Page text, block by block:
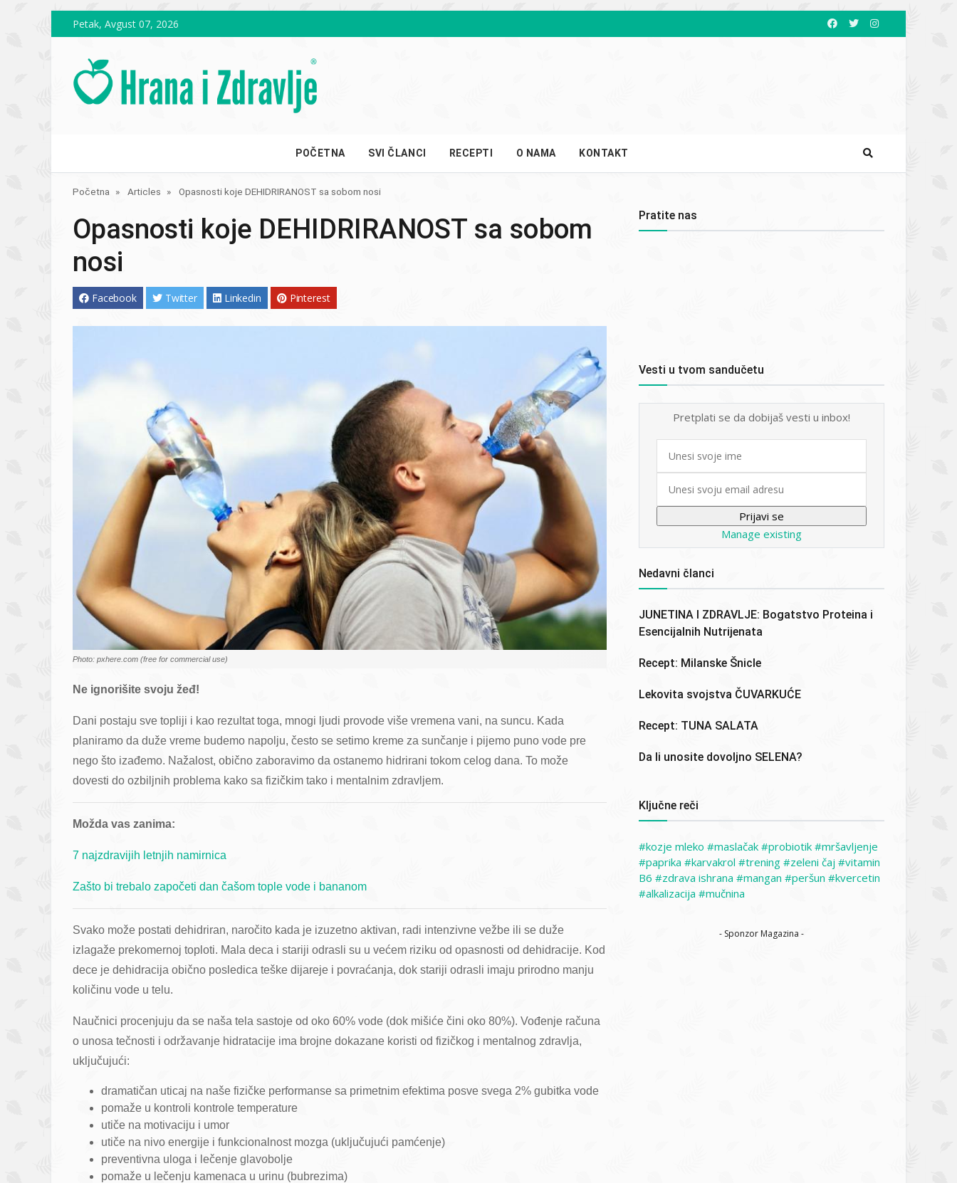
Skip to main contentPetak, Avgust 07, 2026
POČETNA SVI ČLANCI RECEPTI O NAMA KONTAKT
Početna Articles Opasnosti koje DEHIDRIRANOST sa sobom nosi
Opasnosti koje DEHIDRIRANOST sa sobom
nosi
Facebook Twitter Linkedin Pinterest
Photo: pxhere.com (free for commercial use)
Ne ignorišite svoju žeđ!
Dani postaju sve topliji i kao rezultat toga, mnogi ljudi provode više vremena vani, na suncu. Kada
planiramo da duže vreme budemo napolju, često se setimo kreme za sunčanje i pijemo puno vode pre
nego što izađemo. Nažalost, obično zaboravimo da ostanemo hidrirani tokom celog dana. To može
dovesti do ozbiljnih problema kako sa fizičkim tako i mentalnim zdravljem.
Možda vas zanima:
7 najzdravijih letnjih namirnica
Zašto bi trebalo započeti dan čašom tople vode i bananom
Svako može postati dehidriran, naročito kada je izuzetno aktivan, radi intenzivne vežbe ili se duže
izlagaže prekomernoj toploti. Mala deca i stariji odrasli su u većem riziku od opasnosti od dehidracije. Kod
dece je dehidracija obično posledica teške dijareje i povraćanja, dok stariji odrasli imaju prirodno manju
količinu vode u telu.
Naučnici procenjuju da se naša tela sastoje od oko 60% vode (dok mišiće čini oko 80%). Vođenje računa
o unosa tečnosti i održavanje hidratacije ima brojne dokazane koristi od fizičkog i mentalnog zdravlja,
uključujući:
dramatičan uticaj na naše fizičke performanse sa primetnim efektima posve svega 2% gubitka vode
pomaže u kontroli kontrole temperature
utiče na motivaciju i umor
utiče na nivo energije i funkcionalnost mozga (uključujući pamćenje)
preventivna uloga i lečenje glavobolje
pomaže u lečenju kamenaca u urinu (bubrezima)
Pratite nas
Vesti u tvom sandučetu
Pretplati se da dobijaš vesti u inbox!
First
Manage existing
Nedavni članci
JUNETINA I ZDRAVLJE: Bogatstvo Proteina i
Esencijalnih Nutrijenata
Recept: Milanske Šnicle
Lekovita svojstva ČUVARKUĆE
Recept: TUNA SALATA
Da li unosite dovoljno SELENA?
Ključne reči
kozje mleko maslačak probiotik
mršavljenje
paprika
karvakrol trening zeleni čaj
vitamin
B6
zdrava ishrana mangan peršun
kvercetin
alkalizacija
mučnina
- Sponzor Magazina -